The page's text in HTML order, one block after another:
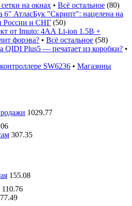
на окнах • Всё остальное (80)
6" АтласБук "Скрипт": нацелена на
России и СНГ (50)
от Imuto: 4АА Li-ion 1.5В +
форэва? • Всё остальное (58)
QIDI Plus5 — печатает из коробки? •
SW6236 • Магазины
1029.77
307.35
155.08
110.76
77.49